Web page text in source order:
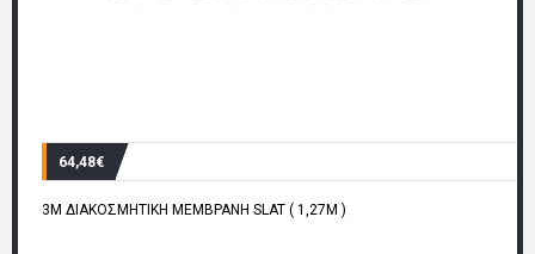
64,48€
3M ΔΙΑΚΟΣΜΗΤΙΚΗ ΜΕΜΒΡΑΝΗ SLAT ( 1,27M )